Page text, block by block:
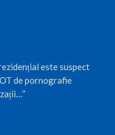
este suspect
de pornografie